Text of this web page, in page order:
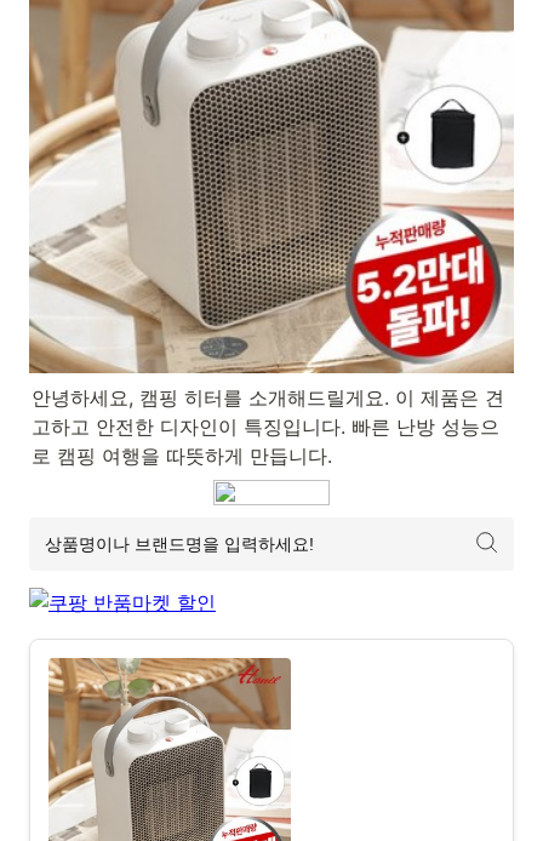
안녕하세요, 캠핑 히터를 소개해드릴게요. 이 제품은 견
고하고 안전한 디자인이 특징입니다. 빠른 난방 성능으
로 캠핑 여행을 따뜻하게 만듭니다.